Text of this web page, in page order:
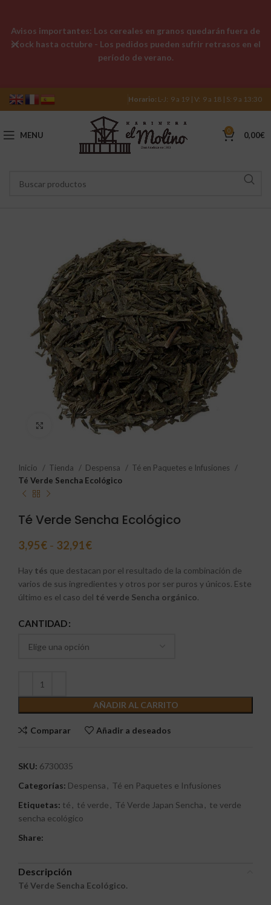
Horario: L-J: 9 a 19 | V: 9 a 18 | S: 9 a 13:30
MENU 0 0,00€
Click to enlarge
Inicio Tienda Despensa
Té en Paquetes e Infusiones
Té Verde Sencha Ecológico
Té Verde Sencha Ecológico
3,95€ - 32,91€
Hay tés que destacan por el resultado de la combinación de
varios de sus ingredientes y otros por ser puros y únicos. Este
último es el caso del té verde Sencha orgánico.
CANTIDAD
AÑADIR AL CARRITO
Comparar Añadir a deseados
SKU: 6730035
Categorías: Despensa , Té en Paquetes e Infusiones
Etiquetas: té , té verde , Té Verde Japan Sencha , te verde
sencha ecológico
Share:
Descripción
Té Verde Sencha Ecológico.
Avisos importantes: Los cereales en granos quedarán fuera de
stock hasta octubre - Los pedidos pueden sufrir retrasos en el
período de verano.